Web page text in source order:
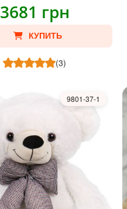
3681 грн
КУПИТЬ
(3)
9801-37-1